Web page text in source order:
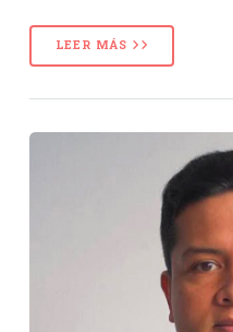
LEER MÁS